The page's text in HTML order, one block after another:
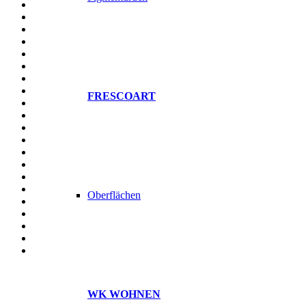
FRESCOART
Oberflächen
WK WOHNEN